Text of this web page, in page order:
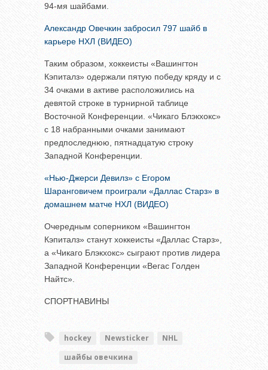
94-мя шайбами.
Александр Овечкин забросил 797 шайб в
карьере НХЛ (ВИДЕО)
Таким образом, хоккеисты «Вашингтон
Кэпиталз» одержали пятую победу кряду и с
34 очками в активе расположились на
девятой строке в турнирной таблице
Восточной Конференции. «Чикаго Блэкхокс»
с 18 набранными очками занимают
предпоследнюю, пятнадцатую строку
Западной Конференции.
«Нью-Джерси Девилз» с Егором
Шаранговичем проиграли «Даллас Старз» в
домашнем матче НХЛ (ВИДЕО)
Очередным соперником «Вашингтон
Кэпиталз» станут хоккеисты «Даллас Старз»,
а «Чикаго Блэкхокс» сыграют против лидера
Западной Конференции «Вегас Голден
Найтс».
СПОРТНАВИНЫ
hockey Newsticker
NHL
шайбы овечкина